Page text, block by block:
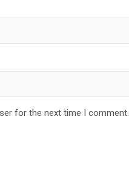
for the next time I comment.